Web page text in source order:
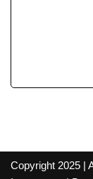
Copyright 2025 |